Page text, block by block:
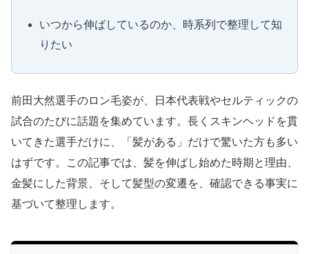
いつから伸ばしているのか、時系列で整理して知
りたい
前田大然選手のロン毛姿が、日本代表戦やセルティックの
試合のたびに話題を集めています。長くスキンヘッドを貫
いてきた選手だけに、「髪がある」だけで驚いた方も多い
はずです。この記事では、髪を伸ばし始めた時期と理由、
金髪にした背景、そして髪型の変遷を、確認できる事実に
基づいて整理します。